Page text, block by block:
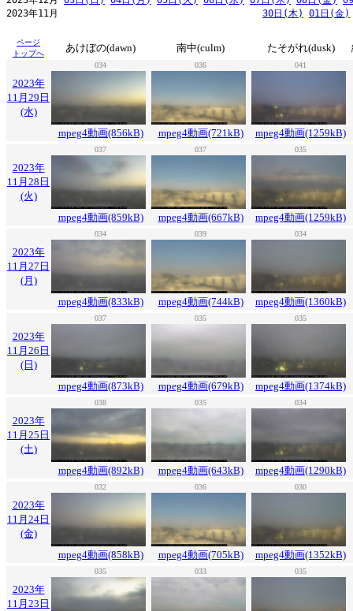
2023年11月 30日(木) 01日(金)
ページ
トップへ
あけぼの(dawn) 南中(culm) たそがれ(dusk)
034 036 041
2023年
11月29日
(水)
mpeg4動画(856kB)
mpeg4動画(721kB) mpeg4動画(1259kB)
037 037 035
2023年
11月28日
(火)
mpeg4動画(859kB)
mpeg4動画(667kB) mpeg4動画(1259kB)
034 039 034
2023年
11月27日
(月)
mpeg4動画(833kB)
mpeg4動画(744kB) mpeg4動画(1360kB)
037 035 035
2023年
11月26日
(日)
mpeg4動画(873kB)
mpeg4動画(679kB) mpeg4動画(1374kB)
038 035 034
2023年
11月25日
(土)
mpeg4動画(892kB)
mpeg4動画(643kB) mpeg4動画(1290kB)
032 036 030
2023年
11月24日
(金)
mpeg4動画(858kB)
mpeg4動画(705kB) mpeg4動画(1352kB)
035 033 035
2023年
11月23日